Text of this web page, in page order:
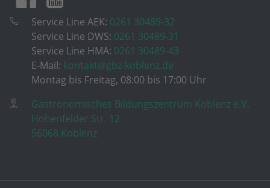
Service Line AEK: 0261 30489-32
Service Line DWS: 0261 30489-31
Service Line HMA: 0261 30489-43
E-Mail: kontakt@gbz-koblenz.de
Montag bis Freitag, 08:00 bis 17:00 Uhr
Gastronomisches Bildungszentrum Koblenz e.V.
Hohenfelder Str. 12
56068 Koblenz